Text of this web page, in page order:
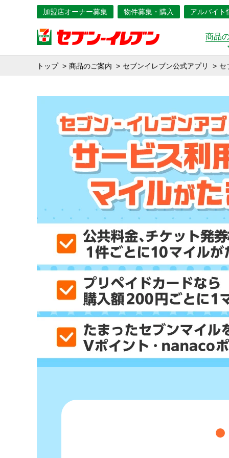
加盟店オーナー募集 物件募集・購入 アルバイト
商品
トップ 商品のご案内 セブンイレブン公式アプリ セ